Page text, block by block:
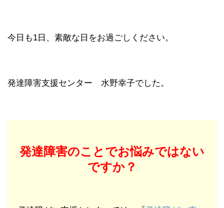
今日も1日、素敵な日をお過ごしください。
発達障害支援センター 水野幸子でした。
発達障害のことでお悩みではない
ですか？